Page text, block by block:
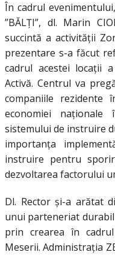
În cadrul
”BĂLȚI”, dl. Marin
succintă a activității
prezentare s-a făcut
cadrul acestei locații
Activă. Centrul va
companiile rezidente
economiei naționale
sistemului de instruire
importanța
instruire pentru
dezvoltarea factorului
Dl. Rector și-a arătat
unui parteneriat durabil
prin crearea în
Meserii. Administrația